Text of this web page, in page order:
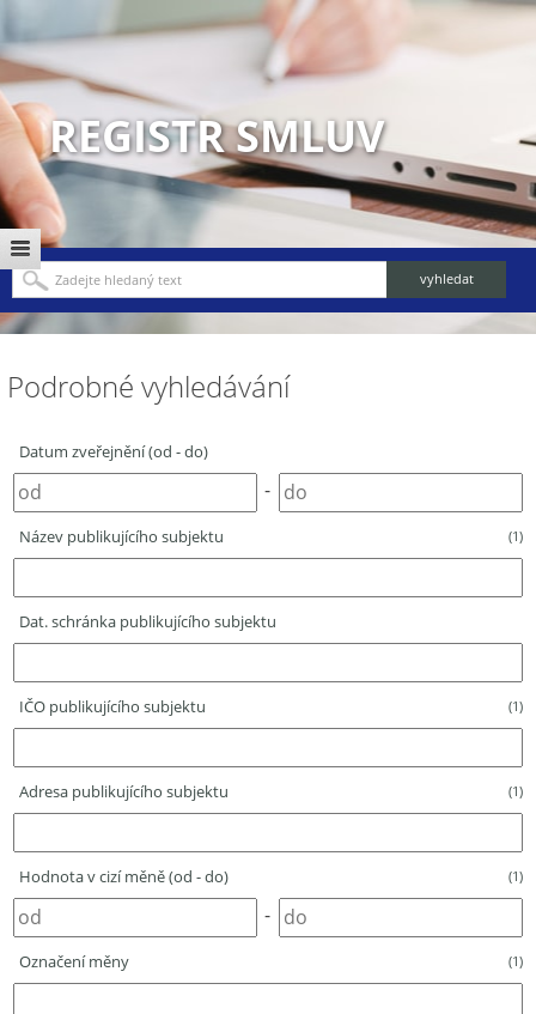
REGISTR SMLUV
Podrobné vyhledávání
Datum zveřejnění (od - do)
-
Název publikujícího subjektu (1)
Dat. schránka publikujícího subjektu
IČO publikujícího subjektu (1)
Adresa publikujícího subjektu (1)
Hodnota v cizí měně (od - do) (1)
-
Označení měny (1)